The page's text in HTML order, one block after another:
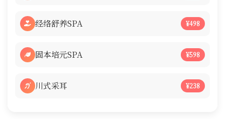
经络舒养SPA ¥498
固本培元SPA ¥598
川式采耳 ¥238